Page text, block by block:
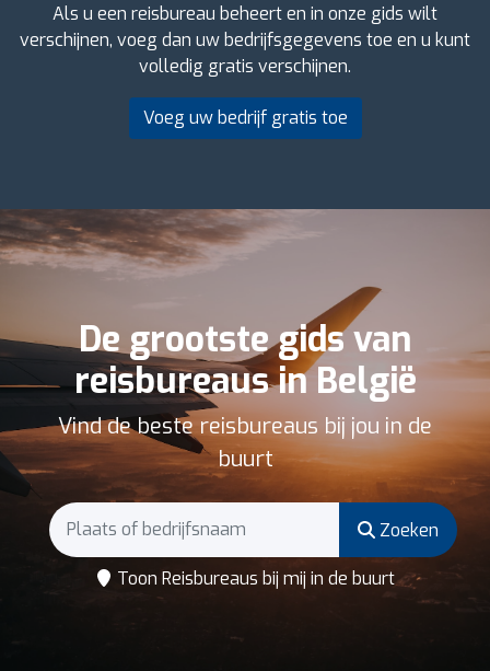
Als u een reisbureau beheert en in onze gids wilt
verschijnen, voeg dan uw bedrijfsgegevens toe en u kunt
volledig gratis verschijnen.
Voeg uw bedrijf gratis toe
De grootste gids van
reisbureaus in België
Vind de beste reisbureaus bij jou in de
buurt
Zoeken
Toon Reisbureaus bij mij in de buurt